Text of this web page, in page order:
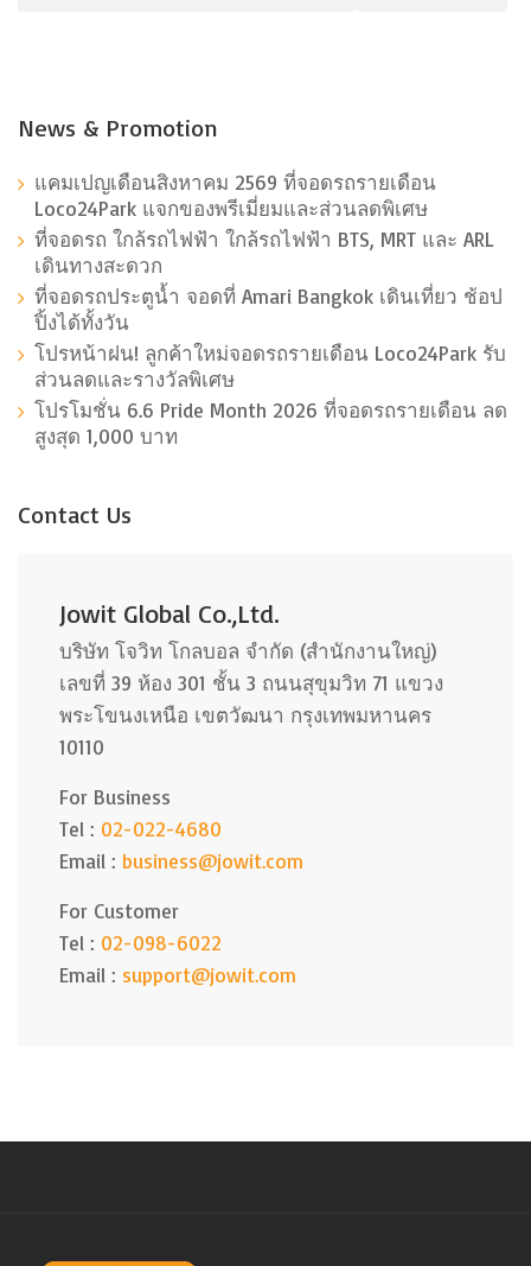
News & Promotion
แคมเปญเดือนสิงหาคม 2569 ที่จอดรถรายเดือน
Loco24Park แจกของพรีเมี่ยมและส่วนลดพิเศษ
ที่จอดรถ ใกล้รถไฟฟ้า ใกล้รถไฟฟ้า BTS, MRT และ ARL
เดินทางสะดวก
ที่จอดรถประตูน้ำ จอดที่ Amari Bangkok เดินเที่ยว ช้อป
ปิ้งได้ทั้งวัน
โปรหน้าฝน! ลูกค้าใหม่จอดรถรายเดือน Loco24Park รับ
ส่วนลดและรางวัลพิเศษ
โปรโมชั่น 6.6 Pride Month 2026 ที่จอดรถรายเดือน ลด
สูงสุด 1,000 บาท
Contact Us
Jowit Global Co.,Ltd.
บริษัท โจวิท โกลบอล จำกัด (สำนักงานใหญ่)
เลขที่ 39 ห้อง 301 ชั้น 3 ถนนสุขุมวิท 71 แขวง
พระโขนงเหนือ เขตวัฒนา กรุงเทพมหานคร
10110
For Business
Tel : 02-022-4680
Email : business@jowit.com
For Customer
Tel : 02-098-6022
Email : support@jowit.com